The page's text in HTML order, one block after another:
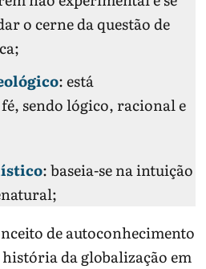
o cerne da questão de
: está
sendo lógico, racional e
: baseia-se na intuição
de autoconhecimento
da globalização em